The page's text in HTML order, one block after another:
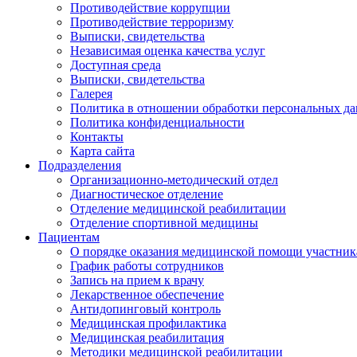
Противодействие коррупции
Противодействие терроризму
Выписки, свидетельства
Независимая оценка качества услуг
Доступная среда
Выписки, свидетельства
Галерея
Политика в отношении обработки персональных
Политика конфиденциальности
Контакты
Карта сайта
Подразделения
Организационно-методический отдел
Диагностическое отделение
Отделение медицинской реабилитации
Отделение спортивной медицины
Пациентам
О порядке оказания медицинской помощи
График работы сотрудников
Запись на прием к врачу
Лекарственное обеспечение
Антидопинговый контроль
Медицинская профилактика
Медицинская реабилитация
Методики медицинской реабилитации